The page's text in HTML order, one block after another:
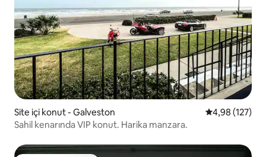
Site içi konut - Galveston 5 üzerinden
4,98 (127)
Sahil kenarında VIP konut. Harika manzara.